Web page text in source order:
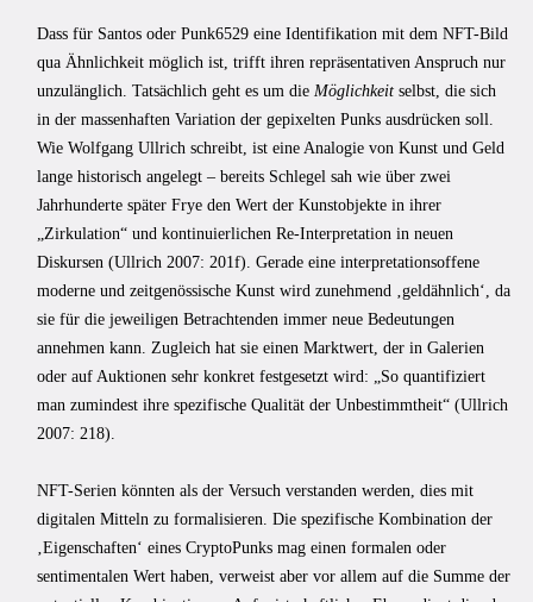
Dass für Santos oder Punk6529 eine Identifikation mit dem NFT-Bild
qua Ähnlichkeit möglich ist, trifft ihren repräsentativen Anspruch nur
unzulänglich. Tatsächlich geht es um die Möglichkeit selbst, die sich
in der massenhaften Variation der gepixelten Punks ausdrücken soll.
Wie Wolfgang Ullrich schreibt, ist eine Analogie von Kunst und Geld
lange historisch angelegt – bereits Schlegel sah wie über zwei
Jahrhunderte später Frye den Wert der Kunstobjekte in ihrer
„Zirkulation“ und kontinuierlichen Re-Interpretation in neuen
Diskursen (Ullrich 2007: 201f). Gerade eine interpretationsoffene
moderne und zeitgenössische Kunst wird zunehmend ‚geldähnlich‘, da
sie für die jeweiligen Betrachtenden immer neue Bedeutungen
annehmen kann. Zugleich hat sie einen Marktwert, der in Galerien
oder auf Auktionen sehr konkret festgesetzt wird: „So quantifiziert
man zumindest ihre spezifische Qualität der Unbestimmtheit“ (Ullrich
2007: 218).
NFT-Serien könnten als der Versuch verstanden werden, dies mit
digitalen Mitteln zu formalisieren. Die spezifische Kombination der
‚Eigenschaften‘ eines CryptoPunks mag einen formalen oder
sentimentalen Wert haben, verweist aber vor allem auf die Summe der